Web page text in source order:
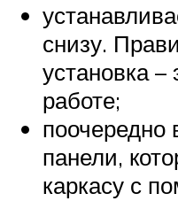
снизу.
установка –
работе;
поочередно
панели,
каркасу с